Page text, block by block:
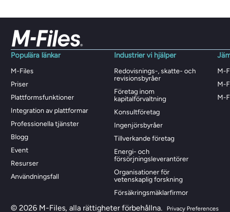
Populära länkar
M-Files
Priser
Plattformsfunktioner
Integration av plattformar
Professionella tjänster
Blogg
Event
Resurser
Användningsfall
Industrier vi hjälper
Redovisnings-, skatte- och
revisionsbyråer
Företag inom
kapitalförvaltning
Konsultföretag
Ingenjörsbyråer
Tillverkande företag
Energi- och
försörjningsleverantörer
Organisationer för
vetenskaplig forskning
Försäkringsmäklarfirmor
M-
M-
M-
© 2026 M-Files, alla rättigheter förbehållna. Privacy Preferences